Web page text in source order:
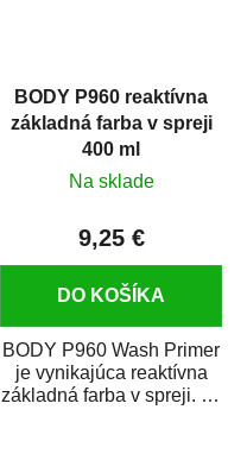
BODY P960 reaktívna
základná farba v spreji
400 ml
Na sklade
9,25 €
DO KOŠÍKA
BODY P960 Wash Primer
je vynikajúca reaktívna
základná farba v spreji. Je